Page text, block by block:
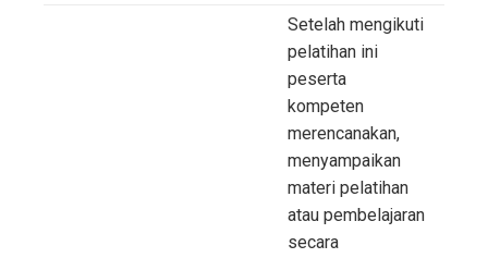
Setelah mengikuti
pelatihan ini
peserta
kompeten
merencanakan,
menyampaikan
materi pelatihan
atau pembelajaran
secara